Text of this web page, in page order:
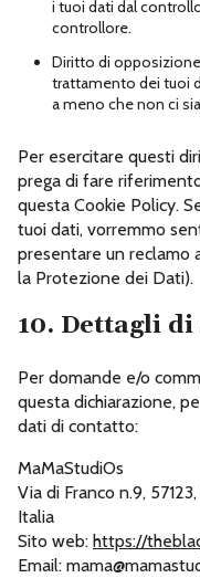
i tuoi dati dal
controllore.
Diritto di
trattamento dei tuoi
a meno che non ci
Per esercitare questi
prega di fare
questa Cookie Policy.
tuoi dati, vorremmo
presentare un reclamo
la Protezione dei Dati).
10. Dettagli
Per domande e/o
questa dichiarazione,
dati di contatto:
MaMaStudiOs
Via di Franco n.9,
Italia
Sito web: https://
Email: